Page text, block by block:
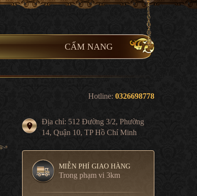
CẨM NANG
Hotline: 0326698778
Địa chỉ: 512 Đường 3/2, Phường
14, Quận 10, TP Hồ Chí Minh
MIỄN PHÍ GIAO HÀNG
Trong phạm vi 3km